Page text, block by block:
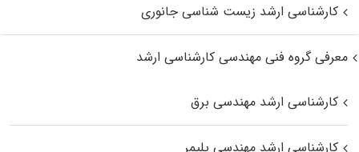
کارشناسی ارشد زیست‌ شناسی جانوری
معرفی گروه فنی مهندسی کارشناسی ارشد
کارشناسی ارشد مهندسی برق
کارشناسی ارشد مهندسی پلیمر